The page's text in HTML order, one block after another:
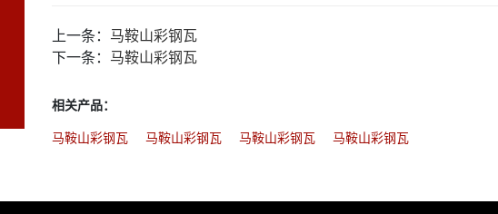
上一条： 马鞍山彩钢瓦
下一条： 马鞍山彩钢瓦
相关产品：
马鞍山彩钢瓦
马鞍山彩钢瓦 马鞍山彩钢瓦 马鞍山彩钢瓦